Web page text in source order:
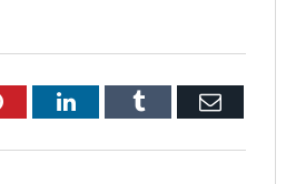
PinterestLinkedInTumblr Email